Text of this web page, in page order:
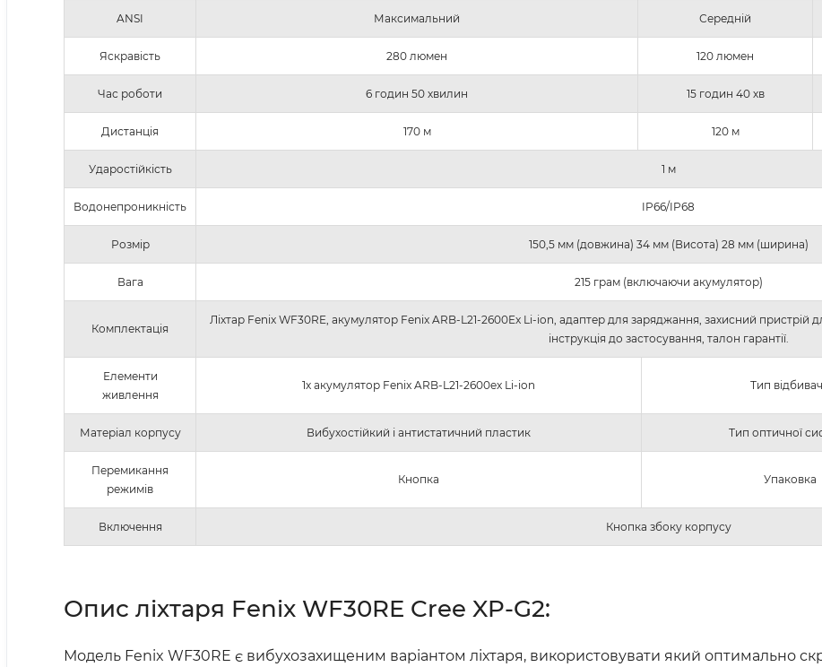
ANSI Максимальний Середній
Яскравість 280 люмен 120 люмен
Час роботи 6 годин 50 хвилин 15 годин 40 хв
Дистанція 170 м 120 м
Ударостійкість 1 м
Водонепроникність IP66/IP68
Розмір 150,5 мм (довжина) 34 мм (Висота) 28 мм (ширина)
Вага 215 грам (включаючи акумулятор)
Комплектація
Ліхтар Fenix ​​WF30RE, акумулятор Fenix ​​ARB-L21-2600Ex Li-ion, адаптер для заряджання, захисний пристрій
інструкція до застосування, талон гарантії.
Елементи
живлення
1х акумулятор Fenix ARB-L21-2600ex Li-ion Тип
Матеріал корпусу Вибухостійкий і антистатичний пластик Тип оптичної
Перемикання
режимів
Кнопка Упаковка
Включення Кнопка збоку корпусу
Опис ліхтаря Fenix WF30RE Cree XP-G2:
Модель Fenix WF30RE є вибухозахищеним варіантом ліхтаря, використовувати який оптимально